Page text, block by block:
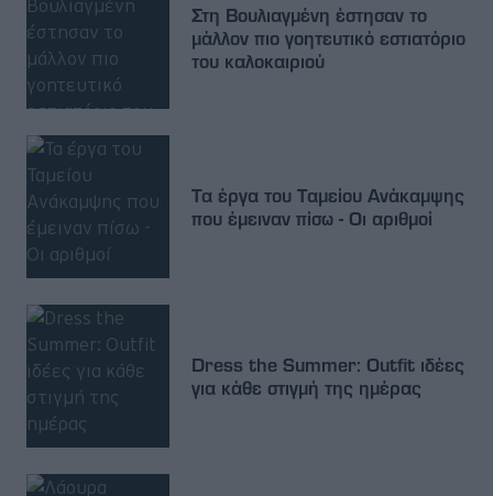
Στη Βουλιαγμένη έστησαν το
μάλλον πιο γοητευτικό εστιατόριο
του καλοκαιριού
Τα έργα του Ταμείου Ανάκαμψης
που έμειναν πίσω - Οι αριθμοί
Dress the Summer: Outfit ιδέες
για κάθε στιγμή της ημέρας